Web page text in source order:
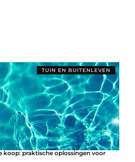
TUIN EN BUITENLEVEN
koop: praktische oplossingen voor